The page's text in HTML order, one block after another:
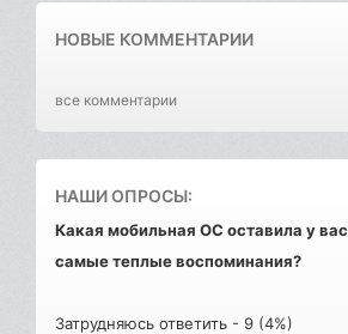
НОВЫЕ КОММЕНТАРИИ
все комментарии
НАШИ ОПРОСЫ:
Какая мобильная ОС оставила у вас
самые теплые воспоминания?
Затрудняюсь ответить - 9 (4%)